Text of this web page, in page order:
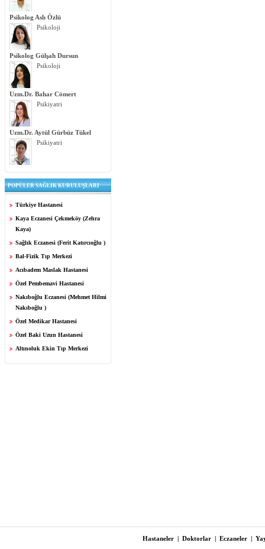
Psikolog Aslı Özlü
Psikoloji
Psikolog Gülşah Dursun
Psikoloji
Uzm.Dr. Bahar Cömert
Psikiyatri
Uzm.Dr. Aytül Gürbüz Tükel
Psikiyatri
POPÜLER SAĞLIK KURULUŞLARI
Türkiye Hastanesi
Kaya Eczanesi Çekmeköy (Zehra
Kaya)
Sağlık Eczanesi (Ferit Katırcıoğlu )
Bal-Fizik Tıp Merkezi
Acıbadem Maslak Hastanesi
Özel Pembemavi Hastanesi
Nakıboğlu Eczanesi (Mehmet Hilmi
Nakıboğlu )
Özel Medikar Hastanesi
Özel Baki Uzun Hastanesi
Altınoluk Ekin Tıp Merkezi
Hastaneler | Doktorlar | Eczaneler |